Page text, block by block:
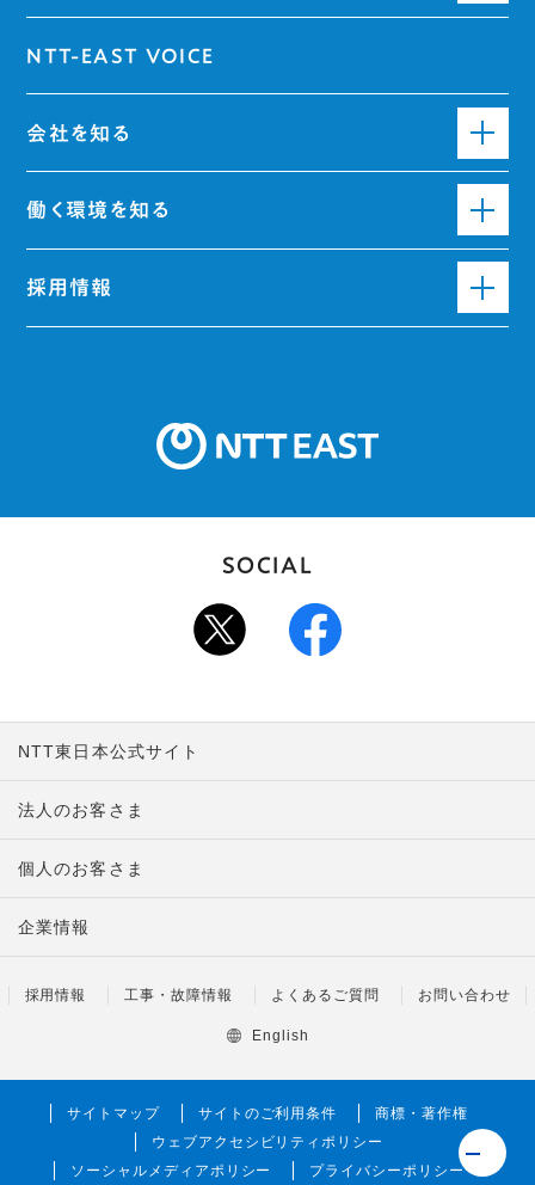
NTT-EAST VOICE
会社を知る
働く環境を知る
採用情報
SOCIAL
NTT東日本公式サイト
法人のお客さま
個人のお客さま
企業情報
採用情報 工事・故障情報 よくあるご質問 お問い合わせ
English
サイトマップ サイトのご利用条件
商標・著作権
ウェブアクセシビリティポリシー
ソーシャルメディアポリシー
プライバシーポリシー